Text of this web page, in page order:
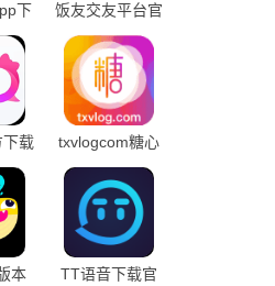
下
饭友交友平台官
方版2025
下载
txvlogcom糖心
官网免费版
本
TT语音下载官